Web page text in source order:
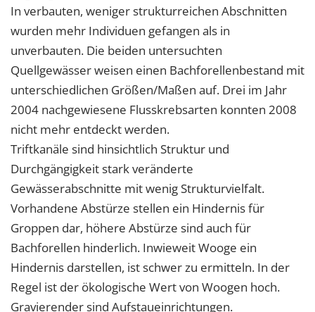
In verbauten, weniger strukturreichen Abschnitten
wurden mehr Individuen gefangen als in
unverbauten. Die beiden untersuchten
Quellgewässer weisen einen Bachforellenbestand mit
unterschiedlichen Größen/Maßen auf. Drei im Jahr
2004 nachgewiesene Flusskrebsarten konnten 2008
nicht mehr entdeckt werden.
Triftkanäle sind hinsichtlich Struktur und
Durchgängigkeit stark veränderte
Gewässerabschnitte mit wenig Strukturvielfalt.
Vorhandene Abstürze stellen ein Hindernis für
Groppen dar, höhere Abstürze sind auch für
Bachforellen hinderlich. Inwieweit Wooge ein
Hindernis darstellen, ist schwer zu ermitteln. In der
Regel ist der ökologische Wert von Woogen hoch.
Gravierender sind Aufstaueinrichtungen.